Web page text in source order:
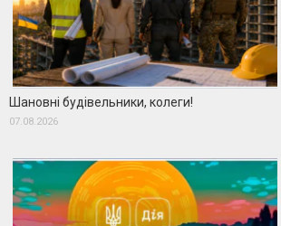
Шановні будівельники, колеги!
07.08.2026